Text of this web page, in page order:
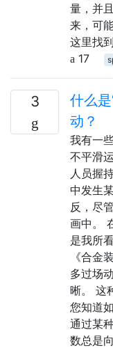
量，并
来，可
这里找
17
3
什么
动？
我有一
不平滑
人员握
中发生
反，尽
画中。
是我所
《合金
多过场
晰。 这
您知道
通过某
数总是